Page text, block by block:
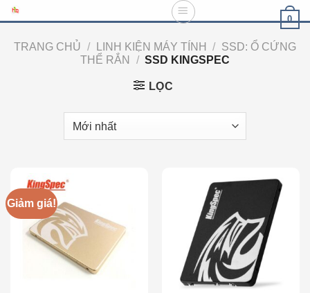
Skip
to
content
0
TRANG CHỦ / LINH KIỆN MÁY TÍNH / SSD: Ổ CỨNG
THỂ RẮN
/ SSD KINGSPEC
LỌC
Giảm giá!